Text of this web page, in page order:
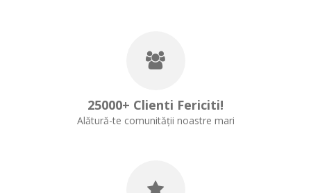
25000+ Clienti Fericiti!
Alătură-te comunității noastre mari